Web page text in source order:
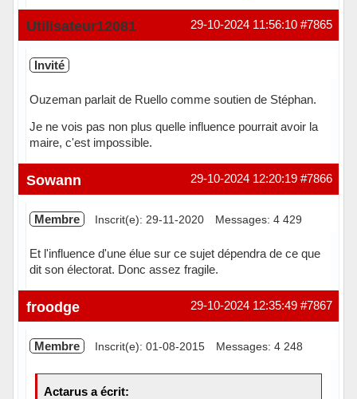
Hors ligne #7865
29-10-2024 11:56:10
Utilisateur12081
Invité
Ouzeman parlait de Ruello comme soutien de Stéphan.
Je ne vois pas non plus quelle influence pourrait avoir la
maire, c'est impossible.
#7866
29-10-2024 12:20:19
Sowann
Membre Inscrit(e): 29-11-2020 Messages: 4 429
Et l'influence d'une élue sur ce sujet dépendra de ce que
dit son électorat. Donc assez fragile.
Hors ligne #7867
29-10-2024 12:35:49
froodge
Membre Inscrit(e): 01-08-2015 Messages: 4 248
Actarus a écrit: